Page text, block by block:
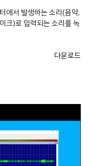
에서 발생하는 소리(음악,
크)로 입력되는 소리를 녹
다운로드